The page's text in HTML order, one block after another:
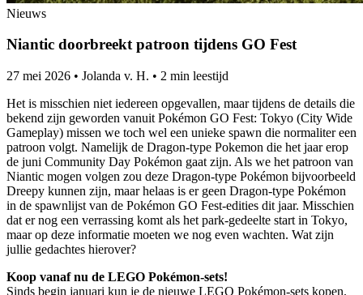
Nieuws
Niantic doorbreekt patroon tijdens GO Fest
27 mei 2026 • Jolanda v. H. • 2 min leestijd
Het is misschien niet iedereen opgevallen, maar tijdens de details die
bekend zijn geworden vanuit Pokémon GO Fest: Tokyo (City Wide
Gameplay) missen we toch wel een unieke spawn die normaliter een
patroon volgt. Namelijk de Dragon-type Pokemon die het jaar erop
de juni Community Day Pokémon gaat zijn. Als we het patroon van
Niantic mogen volgen zou deze Dragon-type Pokémon bijvoorbeeld
Dreepy kunnen zijn, maar helaas is er geen Dragon-type Pokémon
in de spawnlijst van de Pokémon GO Fest-edities dit jaar. Misschien
dat er nog een verrassing komt als het park-gedeelte start in Tokyo,
maar op deze informatie moeten we nog even wachten. Wat zijn
jullie gedachtes hierover?
Koop vanaf nu de LEGO Pokémon-sets!
Sinds begin januari kun je de nieuwe LEGO Pokémon-sets kopen.